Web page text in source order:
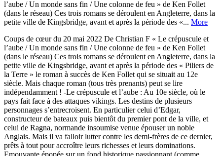
l’aube / Un monde sans fin / Une colonne de feu » de Ken Follet
(dans le réseau) Ces trois romans se déroulent en Angleterre, dans la
petite ville de Kingsbridge, avant et après la période des «... More
Coups de cœur du 20 mai 2022 De Christian F « Le crépuscule et
l’aube / Un monde sans fin / Une colonne de feu » de Ken Follet
(dans le réseau) Ces trois romans se déroulent en Angleterre, dans la
petite ville de Kingsbridge, avant et après la période des « Piliers de
la Terre » le roman à succès de Ken Follet qui se situait au 12e
siècle. Mais chaque roman (tous très prenants) peut se lire
indépendamment ! -Le crépuscule et l’aube : Au 10e siècle, où le
pays fait face à des attaques vikings. Les destins de plusieurs
personnages s’entrecroisent. En particulier celui d’Edgar,
constructeur de bateaux puis bientôt du premier pont de la ville, et
celui de Ragna, normande insoumise venue épouser un noble
Anglais. Mais il va falloir lutter contre les demi-frères de ce dernier,
prêts à tout pour accroître leurs richesses et leurs dominations.
Emouvante épopée sur un fond historique passionnant (comme